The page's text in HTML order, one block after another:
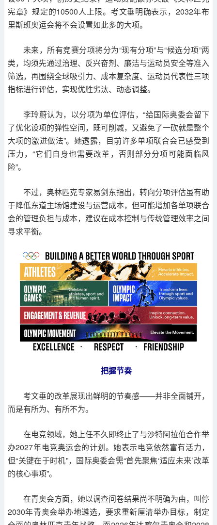
宪章》规定的10500人上限。考文垂明确表示，2032年布
里斯班奥运会将不会设置如此多的大项。
未来，所有竞赛分项将分为“现有分项”与“候选分项”两
类，均须先通过治理、反兴奋剂、廉洁与运动员安全等准入
筛选，再围绕全球吸引力、成本复杂度、运动员代表性三项
指标进行评估，实现优胜劣汰、动态调整。
李玲蔚认为，以分项为单位评估，“给国际奥委会留下
了优化设项的弹性空间，既可削减，又避免了一砍就是整个
大项的激进做法”。她透露，目前许多单项联合会已感受到
压力，“它们自身也需要改革，否则部分分项可能面临风
险”。
不过，奥林匹克专家易剑东指出，转向分项评估虽有助
于降低东道主场馆建设与运营成本，但可能增加各单项联合
会的管理负担与成本，建议在成本控制与传统管理效率之间
寻求平衡。
把握节奏
考文垂的改革展现出鲜明的节奏感——并非全面铺开，
而是有所为、有所不为。
在电竞领域，她上任不久即终止了与沙特阿拉伯合作举
办2027年电竞奥运会的计划。她表示电竞依然富有活力，
但“关键在于时机”，国际奥委会需“首先聚焦‘适应未来’改革
的核心事项”。
在青奥会方面，她以调查问卷结果尚不明确为由，叫停
2030年青奥会举办地遴选，要求重新厘清举办目标，制定